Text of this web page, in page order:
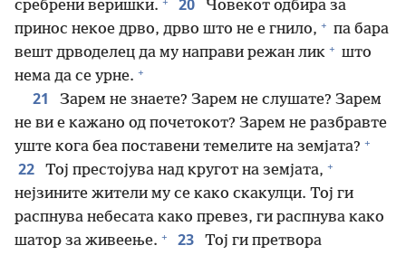
сребрени веришки. 20
Човекот одбира за
принос некое дрво, дрво што не е гнило, + па бара
вешт дрводелец да му направи режан лик + што
нема да се урне. +
21
Зарем не знаете? Зарем не слушате? Зарем
не ви е кажано од почетокот? Зарем не разбравте
уште кога беа поставени темелите на земјата? +
22 Тој престојува над кругот на земјата, +
нејзините жители му се како скакулци. Тој ги
распнува небесата како превез, ги распнува како
шатор за живеење. + 23
Тој ги претвора